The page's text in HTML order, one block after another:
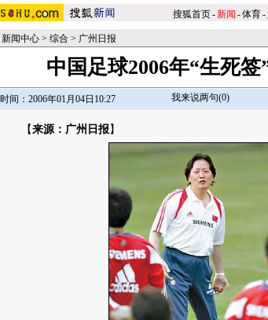
搜狐首页-新闻 -体育-
新闻中心 > 综合 > 广州日报
中国足球2006年“生死
时间：2006年01月04日10:27 我来说两句(0)
【来源：广州日报】